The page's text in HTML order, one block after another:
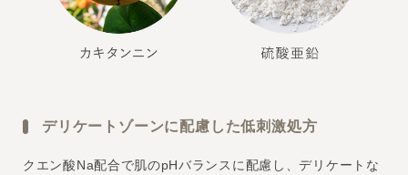
デリケートゾーンに配慮した低刺激処方
クエン酸Na配合で肌のpHバランスに配慮し、デリケートな